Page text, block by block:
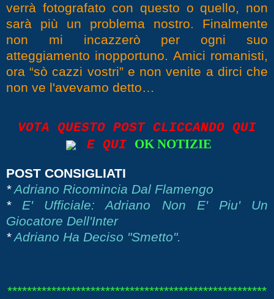
verrà fotografato con questo o quello, non
sarà più un problema nostro. Finalmente
non mi incazzerò per ogni suo
atteggiamento inopportuno. Amici romanisti,
ora “sò cazzi vostri” e non venite a dirci che
non ve l'avevamo detto…
VOTA QUESTO POST CLICCANDO QUI
E QUI
OK NOTIZIE
POST CONSIGLIATI
*Adriano Ricomincia Dal Flamengo
* E' Ufficiale: Adriano Non E' Piu' Un
Giocatore Dell'Inter
*Adriano Ha Deciso "Smetto".
*****************************************************